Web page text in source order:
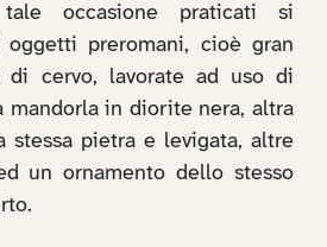
occasione praticati si
oggetti preromani, cioè gran
di cervo, lavorate ad uso di
mandorla in diorite nera, altra
stessa pietra e levigata, altre
un ornamento dello stesso